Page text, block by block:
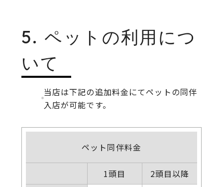
5. ペットの利用につ
いて
当店は下記の追加料金にてペットの同伴
入店が可能です。
ペット同伴料金
1頭目
2頭目以降